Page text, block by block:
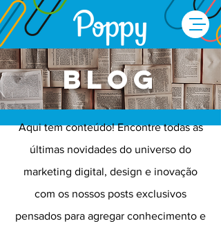
Blog
Aqui tem conteúdo! Encontre todas as
últimas novidades do universo do
marketing digital, design e inovação
com os nossos posts exclusivos
pensados para agregar conhecimento e